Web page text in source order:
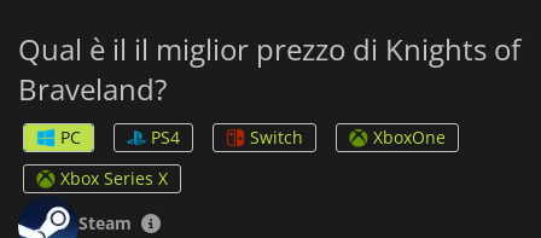
Qual è il il miglior prezzo di Knights of
Braveland?
PC PS4 Switch
XboxOne
Xbox Series X
Steam